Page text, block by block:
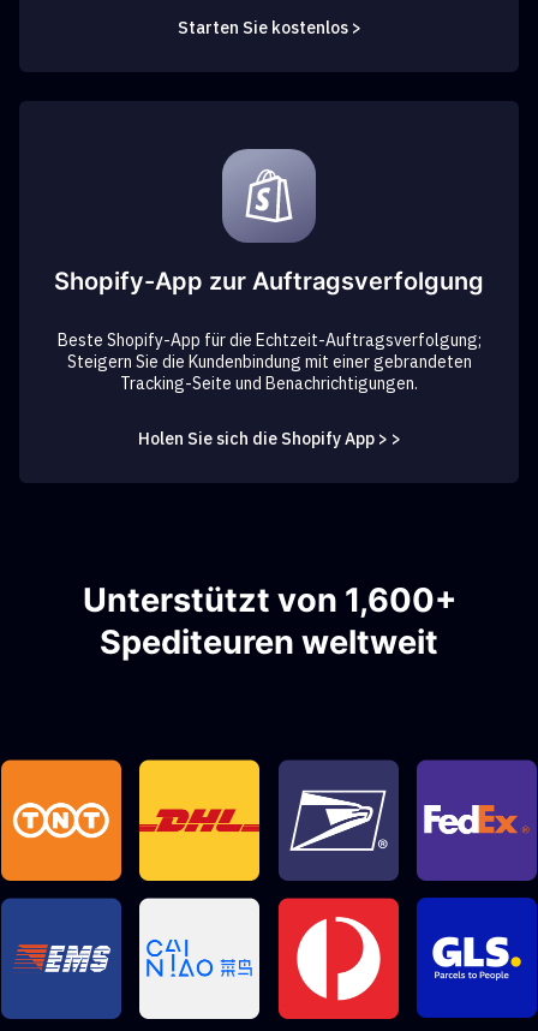
Starten Sie kostenlos >
Shopify-App zur Auftragsverfolgung
Beste Shopify-App für die Echtzeit-Auftragsverfolgung;
Steigern Sie die Kundenbindung mit einer gebrandeten
Tracking-Seite und Benachrichtigungen.
Holen Sie sich die Shopify App > >
Unterstützt von 1,600+
Spediteuren weltweit